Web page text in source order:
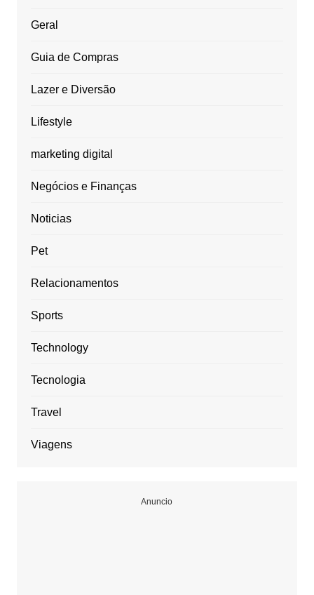
Geral
Guia de Compras
Lazer e Diversão
Lifestyle
marketing digital
Negócios e Finanças
Noticias
Pet
Relacionamentos
Sports
Technology
Tecnologia
Travel
Viagens
Anuncio